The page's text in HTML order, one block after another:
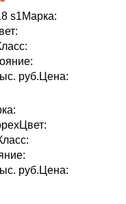
s1Марка:
:
руб. Цена:
Цвет:
:
руб. Цена: